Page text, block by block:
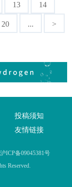
13 14
20 ... >
投稿须知
友情链接
ICP备09045381号
Reserved.